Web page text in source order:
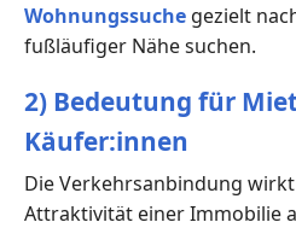
Wohnungssuche gezielt
fußläufiger Nähe suchen.
2) Bedeutung für
Käufer:innen
Die Verkehrsanbindung
Attraktivität einer Immobilie